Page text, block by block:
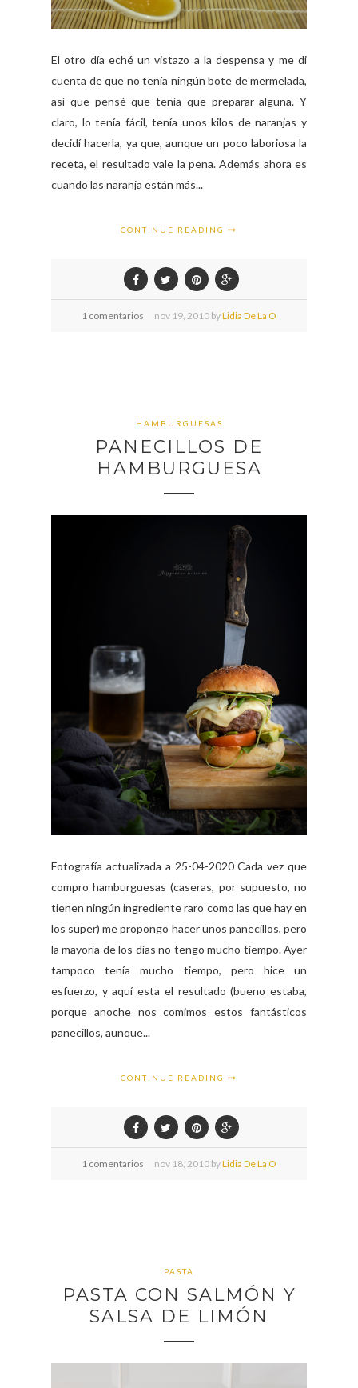
El otro día eché un vistazo a la despensa y me di
cuenta de que no tenía ningún bote de mermelada,
así que pensé que tenía que preparar alguna. Y
claro, lo tenía fácil, tenía unos kilos de naranjas y
decidí hacerla, ya que, aunque un poco laboriosa la
receta, el resultado vale la pena. Además ahora es
cuando las naranja están más...
CONTINUE READING
1 comentarios nov 19, 2010 byLidia De La O
HAMBURGUESAS
PANECILLOS DE
HAMBURGUESA
Fotografía actualizada a 25-04-2020 Cada vez que
compro hamburguesas (caseras, por supuesto, no
tienen ningún ingrediente raro como las que hay en
los super) me propongo hacer unos panecillos, pero
la mayoría de los días no tengo mucho tiempo. Ayer
tampoco tenía mucho tiempo, pero hice un
esfuerzo, y aquí esta el resultado (bueno estaba,
porque anoche nos comimos estos fantásticos
panecillos, aunque...
CONTINUE READING
1 comentarios nov 18, 2010 byLidia De La O
PASTA
PASTA CON SALMÓN Y
SALSA DE LIMÓN